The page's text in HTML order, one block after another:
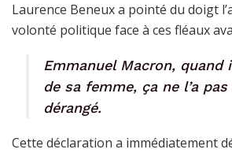
Laurence Beneux a pointé du doigt
volonté politique face à ces fléaux
Emmanuel Macron, quand
de sa femme, ça ne l’a
dérangé.
Cette déclaration a immédiatement